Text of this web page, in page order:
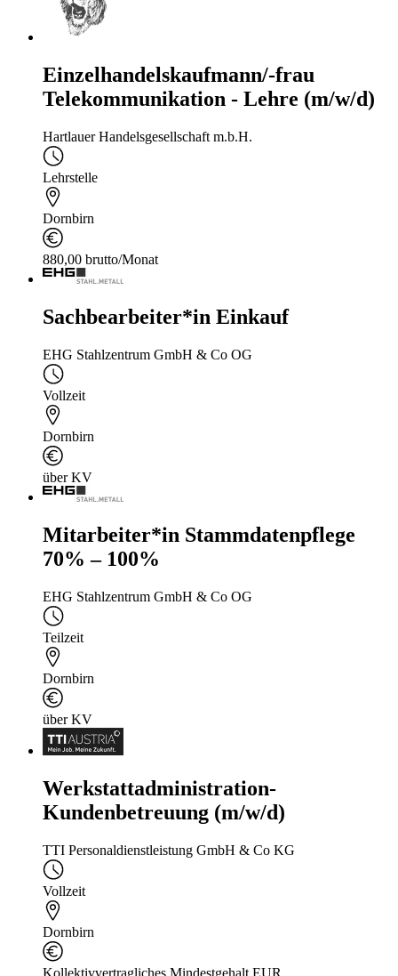
Einzelhandelskaufmann/-frau
Telekommunikation - Lehre (m/w/d)
Hartlauer Handelsgesellschaft m.b.H.
Lehrstelle
Dornbirn
880,00 brutto/Monat
Sachbearbeiter*in Einkauf
EHG Stahlzentrum GmbH & Co OG
Vollzeit
Dornbirn
über KV
Mitarbeiter*in Stammdatenpflege
70% – 100%
EHG Stahlzentrum GmbH & Co OG
Teilzeit
Dornbirn
über KV
Werkstattadministration-
Kundenbetreuung (m/w/d)
TTI Personaldienstleistung GmbH & Co KG
Vollzeit
Dornbirn
Kollektivvertragliches Mindestgehalt EUR...